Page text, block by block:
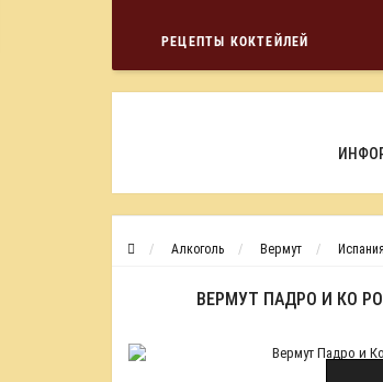
РЕЦЕПТЫ КОКТЕЙЛЕЙ
Алкоголь Вермут Испания
ВЕРМУТ ПАДРО И КО